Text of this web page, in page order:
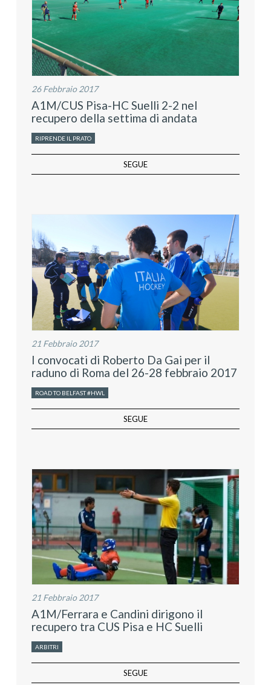
26 Febbraio 2017
A1M/CUS Pisa-HC Suelli 2-2 nel
recupero della settima di andata
RIPRENDE IL PRATO
SEGUE
21 Febbraio 2017
I convocati di Roberto Da Gai per il
raduno di Roma del 26-28 febbraio 2017
ROAD TO BELFAST #HWL
SEGUE
21 Febbraio 2017
A1M/Ferrara e Candini dirigono il
recupero tra CUS Pisa e HC Suelli
ARBITRI
SEGUE